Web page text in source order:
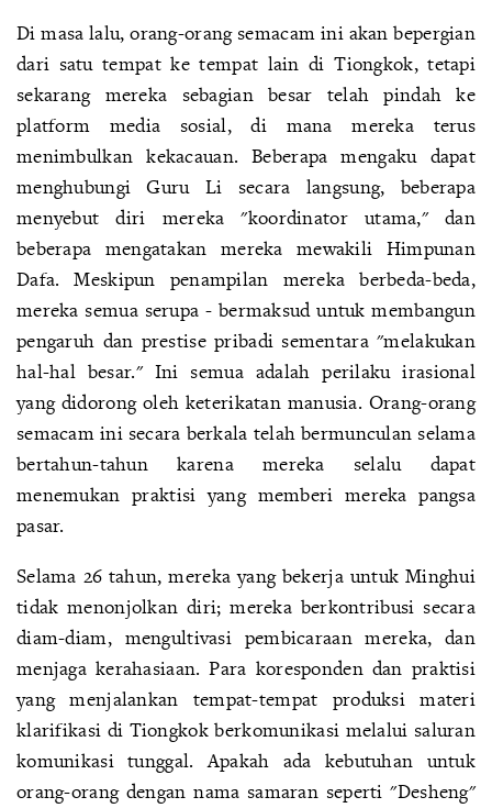
Di masa lalu, orang-orang semacam ini akan bepergian
dari satu tempat ke tempat lain di Tiongkok, tetapi
sekarang mereka sebagian besar telah pindah ke
platform media sosial, di mana mereka terus
menimbulkan kekacauan. Beberapa mengaku dapat
menghubungi Guru Li secara langsung, beberapa
menyebut diri mereka "koordinator utama," dan
beberapa mengatakan mereka mewakili Himpunan
Dafa. Meskipun penampilan mereka berbeda-beda,
mereka semua serupa - bermaksud untuk membangun
pengaruh dan prestise pribadi sementara "melakukan
hal-hal besar." Ini semua adalah perilaku irasional
yang didorong oleh keterikatan manusia. Orang-orang
semacam ini secara berkala telah bermunculan selama
bertahun-tahun karena mereka selalu dapat
menemukan praktisi yang memberi mereka pangsa
pasar.
Selama 26 tahun, mereka yang bekerja untuk Minghui
tidak menonjolkan diri; mereka berkontribusi secara
diam-diam, mengultivasi pembicaraan mereka, dan
menjaga kerahasiaan. Para koresponden dan praktisi
yang menjalankan tempat-tempat produksi materi
klarifikasi di Tiongkok berkomunikasi melalui saluran
komunikasi tunggal. Apakah ada kebutuhan untuk
orang-orang dengan nama samaran seperti "Desheng"